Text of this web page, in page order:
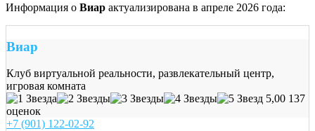
Информация о Виар актуализирована в апреле 2026 года:
Виар
Клуб виртуальной реальности, развлекательный центр,
игровая комната
5,00 137
оценок
+7 (901) 122-02-92